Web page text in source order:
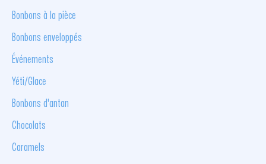
Bonbons à la pièce
Bonbons enveloppés
Événements
Yéti/Glace
Bonbons d'antan
Chocolats
Caramels